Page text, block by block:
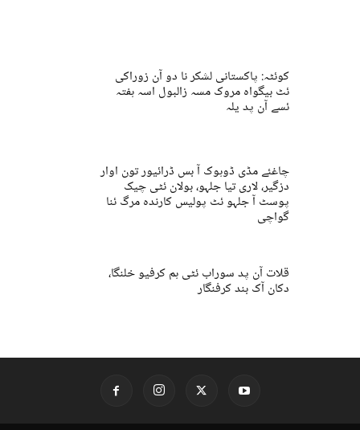
کوئٹہ: پاکستانی لشکر نا دو آن زوراکی
ئٹ بیگواہ مروک مسہ زالبول اسہ ہفتہ
ئسے آن پد یلہ
چاغئے مڈی ڈوہوک آ بس ڈرائیور تون اوار
دزگیر، لاری تیا جلہو، بولان ئٹی چیک
پوسٹ آ جلہو ئٹ پولیس کارندہ مرگ ئنا
گواچی
قلات آن پد سوراب ئٹی ہم کرفیو خلنگا،
دکان آک بند کرفنگار